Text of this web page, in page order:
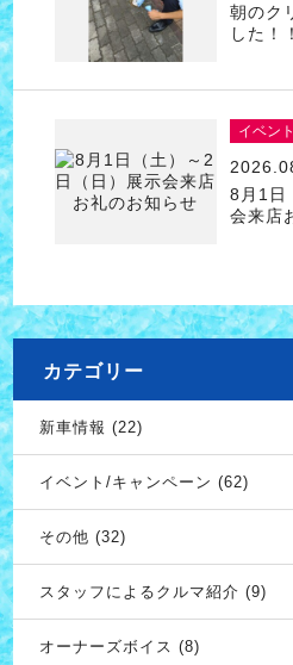
朝のク
した！！
イベン
8月1日
会来店
カテゴリー
新車情報 (22)
イベント/キャンペーン (62)
その他 (32)
スタッフによるクルマ紹介 (9)
オーナーズボイス (8)